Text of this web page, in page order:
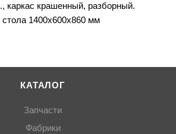
каркас крашенный, разборный.
1400х600х860 мм
КАТАЛОГ
Запчасти
Фабрики